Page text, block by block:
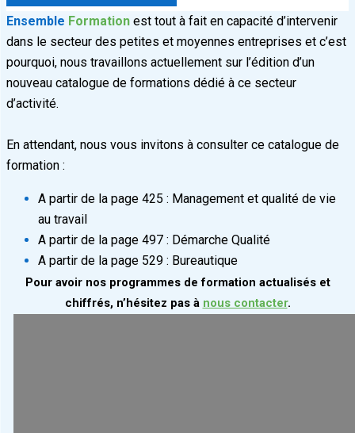
Ensemble Formation est tout à fait en capacité d’intervenir
dans le secteur des petites et moyennes entreprises et c’est
pourquoi, nous travaillons actuellement sur l’édition d’un
nouveau catalogue de formations dédié à ce secteur
d’activité.
En attendant, nous vous invitons à consulter ce catalogue de
formation :
A partir de la page 425 : Management et qualité de vie
au travail
A partir de la page 497 : Démarche Qualité
A partir de la page 529 : Bureautique
Pour avoir nos programmes de formation actualisés et
chiffrés, n’hésitez pas à nous contacter.